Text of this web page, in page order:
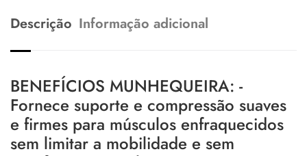
Descrição Informação adicional
BENEFÍCIOS MUNHEQUEIRA: -
Fornece suporte e compressão suaves
e firmes para músculos enfraquecidos
sem limitar a mobilidade e sem